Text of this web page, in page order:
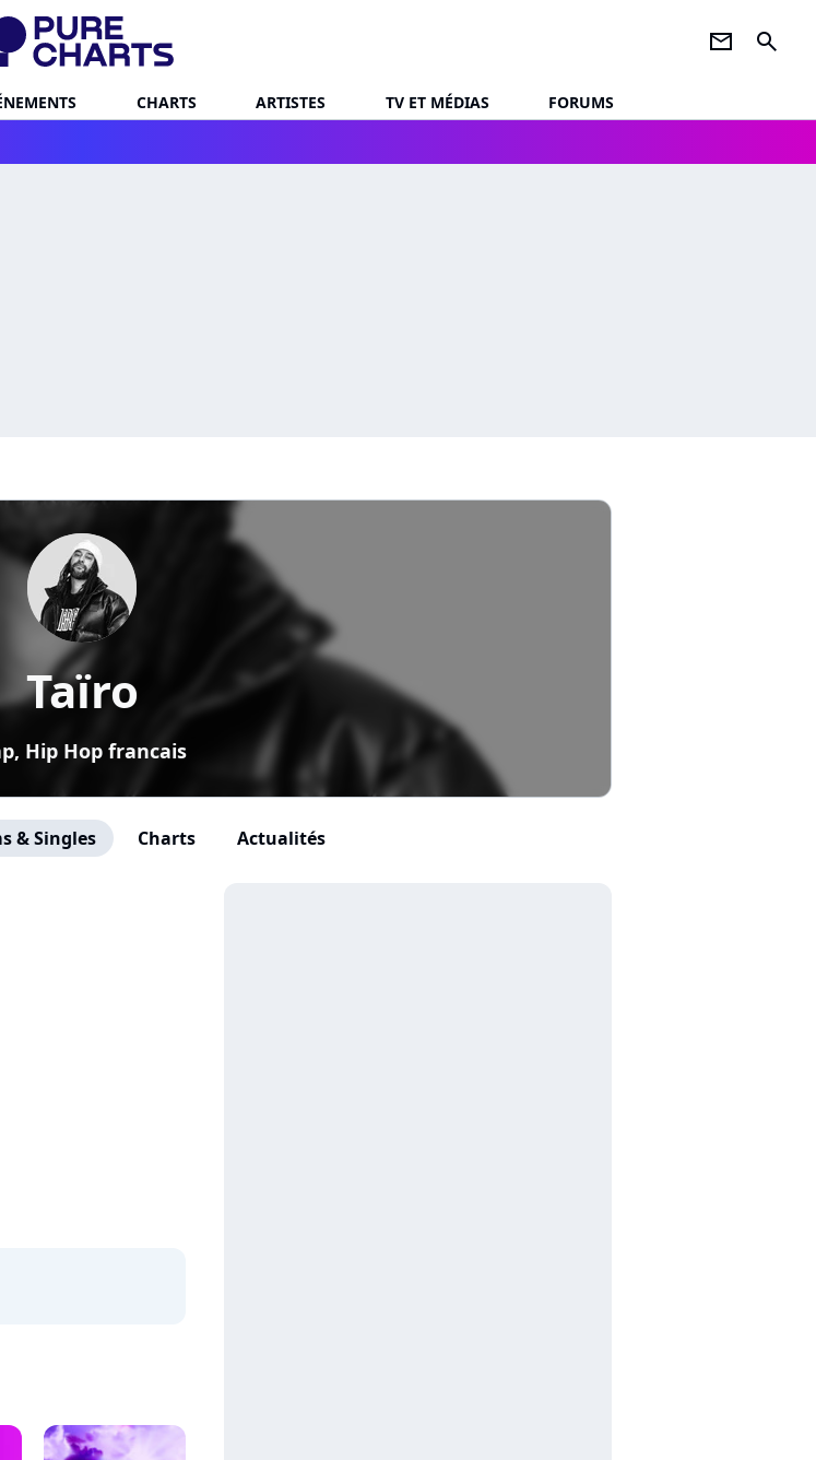
newsletter search
CHARTS ARTISTES TV ET MÉDIAS
FORUMS
Taïro
Hip Hop francais
& Singles Charts Actualités